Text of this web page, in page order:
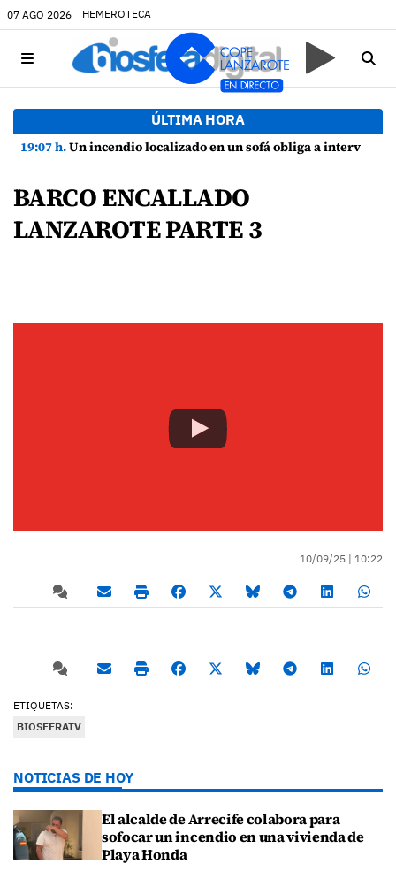
07 AGO 2026 HEMEROTECA
ÚLTIMA HORA
19:07 h.Un incendio localizado en un sofá obliga a intervenir en una vivienda de Playa Honda
BARCO ENCALLADO
LANZAROTE PARTE 3
10/09/25 | 10:22
ETIQUETAS:
BIOSFERATV
NOTICIAS DE HOY
El alcalde de Arrecife colabora para
sofocar un incendio en una vivienda de
Playa Honda